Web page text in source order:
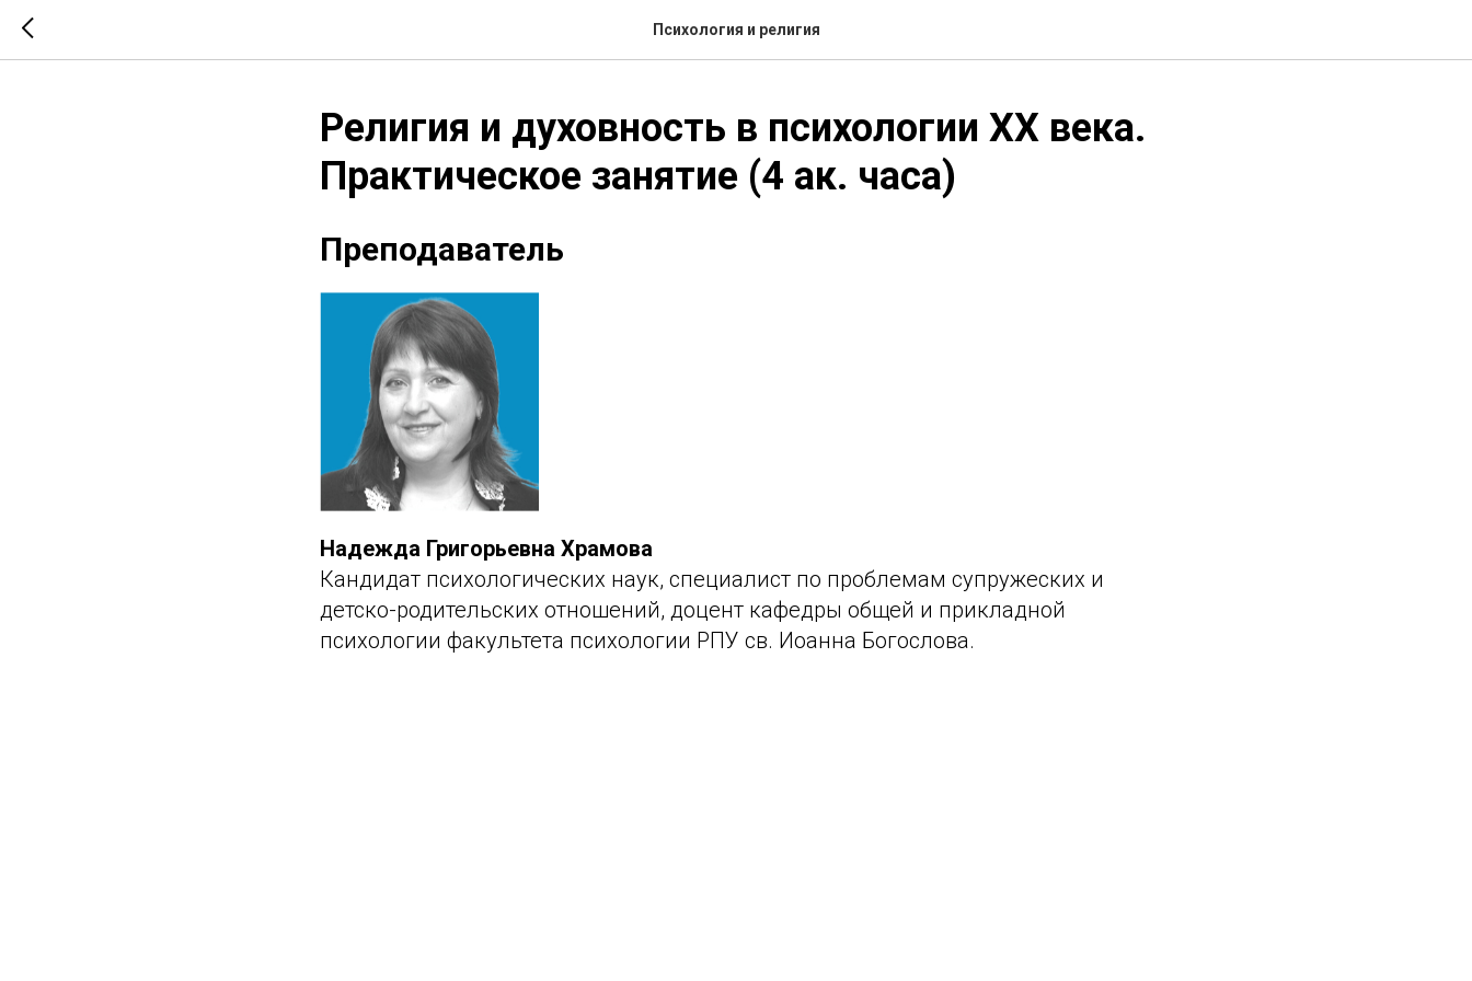
Психология и религия
Религия и духовность в психологии ХХ века.
Практическое занятие (4 ак. часа)
Преподаватель
Надежда Григорьевна Храмова
Кандидат психологических наук, специалист по проблемам супружеских и
детско-родительских отношений, доцент кафедры общей и прикладной
психологии факультета психологии РПУ св. Иоанна Богослова.